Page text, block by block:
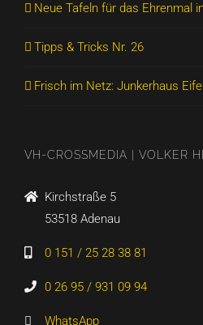
Neue Tafeln für das Ehrenmal
Tipps & Tricks Nr. 26
Frisch im Netz: Junkerhaus Eifel
VH-CROSSMEDIA | VOLKER
Kirchstraße 5
53518 Adenau
0 151 / 25 28 38 81
0 26 95 / 931 09 94
WhatsApp